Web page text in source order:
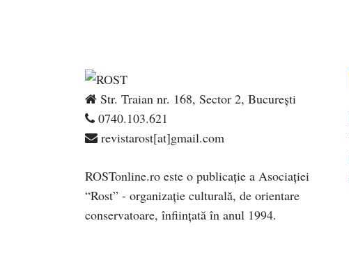
Str. Traian nr. 168, Sector 2, București
0740.103.621
revistarost[at]gmail.com
ROSTonline.ro este o publicaţie a Asociaţiei
“Rost” - organizaţie culturală, de orientare
conservatoare, înfiinţată în anul 1994.